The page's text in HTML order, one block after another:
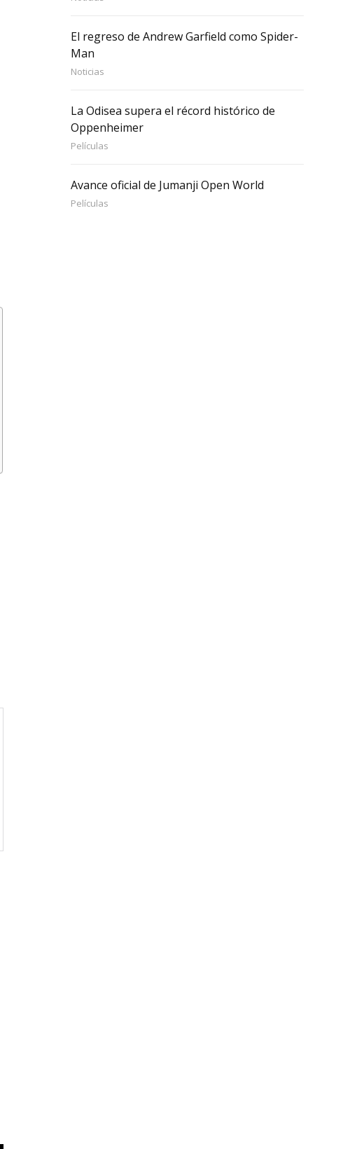
El regreso de Andrew Garfield como Spider-
Man
Noticias
La Odisea supera el récord histórico de
Oppenheimer
Películas
Avance oficial de Jumanji Open World
Películas